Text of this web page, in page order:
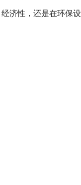
济性，还是在环保